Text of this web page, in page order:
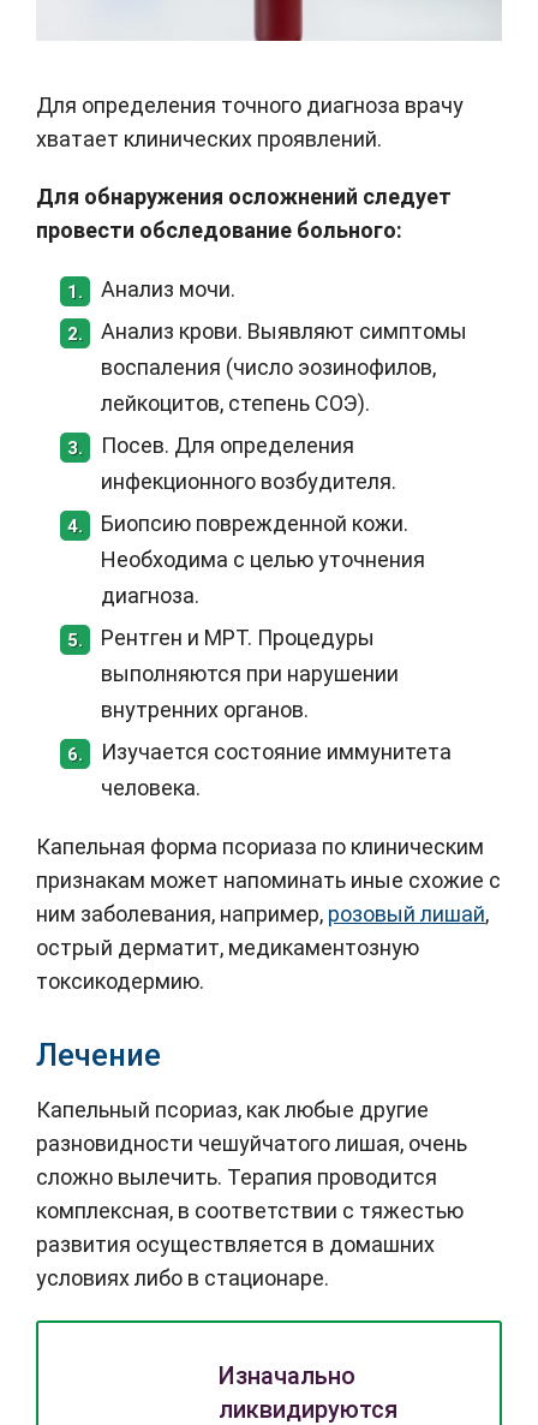
Для определения точного диагноза врачу
хватает клинических проявлений.
Для обнаружения осложнений следует
провести обследование больного:
1. Анализ мочи.
2.
Анализ крови. Выявляют симптомы
воспаления (число эозинофилов,
лейкоцитов, степень СОЭ).
3.
Посев. Для определения
инфекционного возбудителя.
4.
Биопсию поврежденной кожи.
Необходима с целью уточнения
диагноза.
5.
Рентген и МРТ. Процедуры
выполняются при нарушении
внутренних органов.
6.
Изучается состояние иммунитета
человека.
Капельная форма псориаза по клиническим
признакам может напоминать иные схожие с
ним заболевания, например, розовый лишай,
острый дерматит, медикаментозную
токсикодермию.
Лечение
Капельный псориаз, как любые другие
разновидности чешуйчатого лишая, очень
сложно вылечить. Терапия проводится
комплексная, в соответствии с тяжестью
развития осуществляется в домашних
условиях либо в стационаре.
Изначально
ликвидируются